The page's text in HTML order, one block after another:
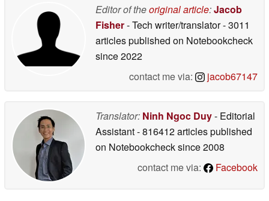
Editor of theoriginal article:Jacob
Fisher- Tech writer/translator- 3011
articles published on Notebookcheck
since 2022
contact me via:
jacob67147
Translator: Ninh Ngoc Duy- Editorial
Assistant- 816412 articles published
on Notebookchecksince 2008
contact me via:
Facebook